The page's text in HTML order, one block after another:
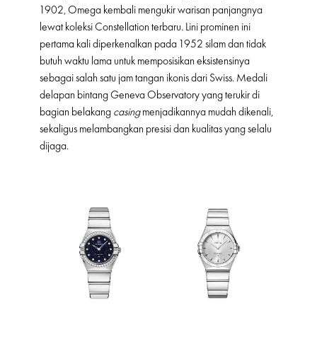
1902, Omega kembali mengukir warisan panjangnya
lewat koleksi Constellation terbaru. Lini prominen ini
pertama kali diperkenalkan pada 1952 silam dan tidak
butuh waktu lama untuk memposisikan eksistensinya
sebagai salah satu jam tangan ikonis dari Swiss. Medali
delapan bintang Geneva Observatory yang terukir di
bagian belakang casingmenjadikannya mudah dikenali,
sekaligus melambangkan presisi dan kualitas yang selalu
dijaga.